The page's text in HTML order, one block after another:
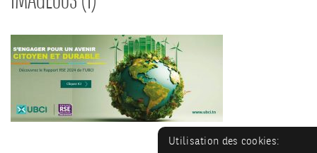
Utilisation des cookies: